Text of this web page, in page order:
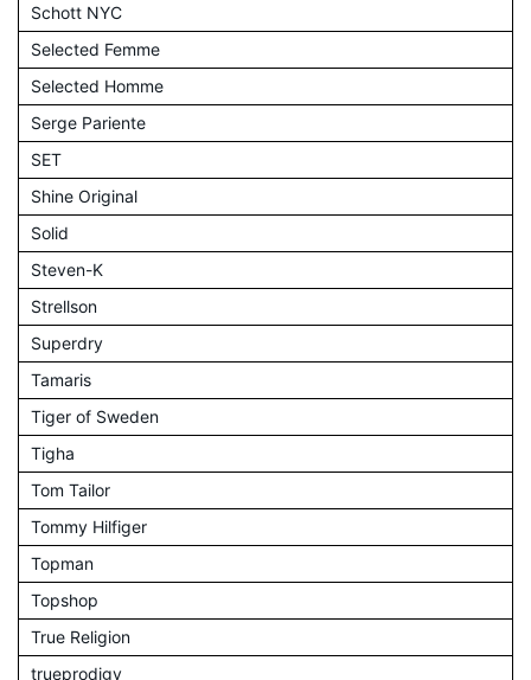
Schott NYC
Selected Femme
Selected Homme
Serge Pariente
SET
Shine Original
Solid
Steven-K
Strellson
Superdry
Tamaris
Tiger of Sweden
Tigha
Tom Tailor
Tommy Hilfiger
Topman
Topshop
True Religion
trueprodigy